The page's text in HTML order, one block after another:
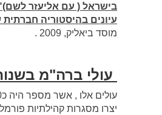
בישראל ( עם אליעזר
עיונים בהיסטוריה
מוסד ביאליק, 2009 .
עולי ברה"מ בשנות
יצרו מסגרות קהילתיות